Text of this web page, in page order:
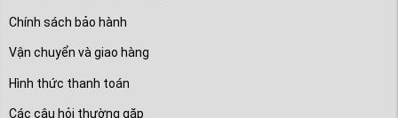
Chính sách bảo hành
Vận chuyển và giao hàng
Hình thức thanh toán
Các câu hỏi thường gặp